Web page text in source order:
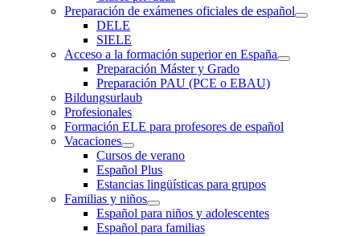
Preparación de exámenes oficiales de español
DELE
SIELE
Acceso a la formación superior en España
Preparación Máster y Grado
Preparación PAU (PCE o EBAU)
Bildungsurlaub
Profesionales
Formación ELE para profesores de español
Vacaciones
Cursos de verano
Español Plus
Estancias lingüísticas para grupos
Familias y niños
Español para niños y adolescentes
Español para familias